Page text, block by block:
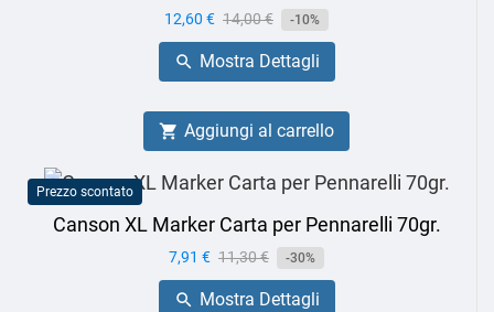
Prezzo
12,60 € Prezzo
base
14,00 € -10%
 Mostra Dettagli
 Aggiungi al carrello
Prezzo scontato
Canson XL Marker Carta per Pennarelli 70gr.
Prezzo
7,91 € Prezzo
base
11,30 € -30%
 Mostra Dettagli